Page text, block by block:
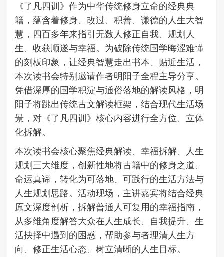
《了凡四训》作为中华传统修身立命的经典典
籍，蕴含着修身、改过、积善、谦德的人生大智
慧，四百多年来指引无数人修正自我、规划人
生、收获顺遂与幸福。为破除传统国学晦涩难懂
的刻板印象，让经典智慧走出书本、贴近生活，
本次读书会特别邀请作者明阳子全程主导分享。
凭借深厚的国学积淀与通俗落地的解读风格，明
阳子将跳出传统古文解读框架，结合现代生活场
景，对《了凡四训》核心内容进行全方位、立体
化拆解。
本次读书会核心聚焦经典解读、幸福拆解、人生
规划三大维度，创新性地将古籍中的修身之道、
命运真谛，转化为可落地、可践行的生活方法与
人生规划思路。活动现场，主讲嘉宾将结合经典
原文深度剖析，拆解普通人可复用的幸福指南，
从多维角度解答大众在人生成长、自我提升、生
活抉择中遇到的困惑，帮助参与者理清人生方
向、修正生活心态、树立清晰的人生目标。